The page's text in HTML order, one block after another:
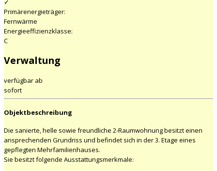
✓
Primärenergieträger:
Fernwärme
Energieeffizienzklasse:
C
Verwaltung
verfügbar ab
sofort
Objektbeschreibung
Die sanierte, helle sowie freundliche 2-Raumwohnung besitzt einen
ansprechenden Grundriss und befindet sich in der 3. Etage eines
gepflegten Mehrfamilienhauses.
Sie besitzt folgende Ausstattungsmerkmale: